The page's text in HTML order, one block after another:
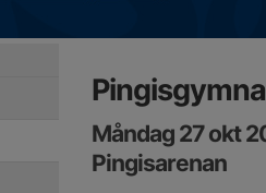
Måndag 27 okt
Pingisarenan